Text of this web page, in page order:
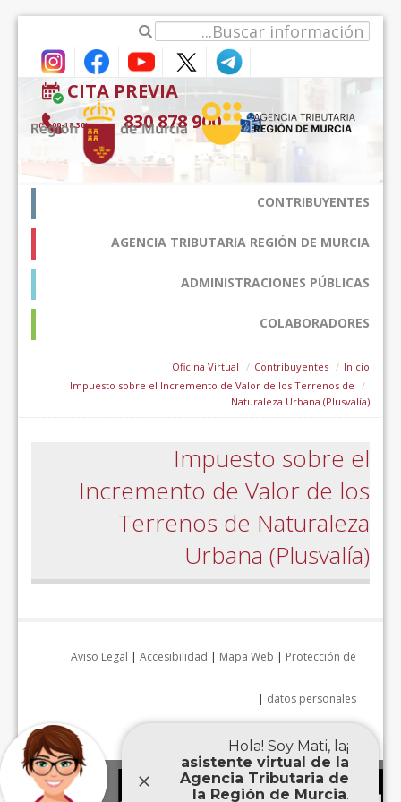
CITA PREVIA
900 878 830
(9:00-18:30*)
CONTRIBUYENTES
AGENCIA TRIBUTARIA REGIÓN DE MURCIA
ADMINISTRACIONES PÚBLICAS
COLABORADORES
Inicio
Contribuyentes
Oficina Virtual
Impuesto sobre el Incremento de Valor de los Terrenos de
Naturaleza Urbana (Plusvalía)
Impuesto sobre el
Incremento de Valor de los
Terrenos de Naturaleza
Urbana (Plusvalía)
Aviso Legal | Accesibilidad | Mapa Web | Protección de
datos personales
|